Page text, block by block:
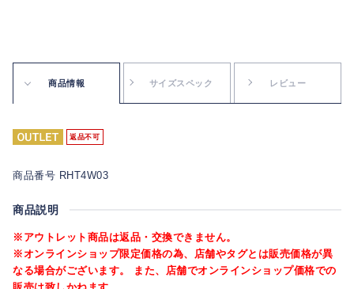
商品情報 サイズスペック レビュー
返品不可
商品番号 RHT4W03
商品説明
※アウトレット商品は返品・交換できません。
※オンラインショップ限定価格の為、店舗やタグとは販売価格が異
なる場合がございます。 また、店舗でオンラインショップ価格での
販売は致しかねます。